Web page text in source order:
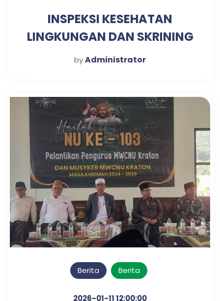
INSPEKSI KESEHATAN
LINGKUNGAN DAN SKRINING
DIABETES & HIPERTENSI
byAdministrator
Berita Berita
2026-01-11 12:00:00